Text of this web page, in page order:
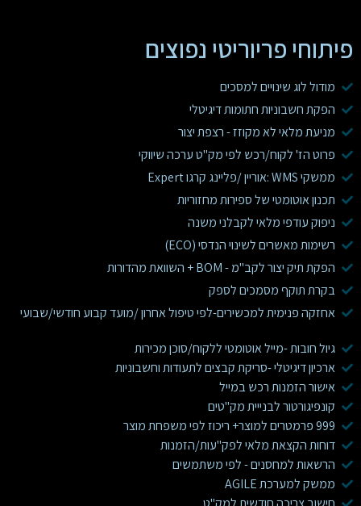
פיתוחי פריוריטי נפוצים
מודול לוג שינויים למסכים
הפקת חשבוניות חתומות דיגיטלי
מניעת מלאי לא מקוזז - רצפת יצור
פרוט הז' לקוח/רכש לפי מק"ט ערכה שיווקי
ממשקי WMS :אוריין /פליינג קרגו Expert
תכנון אוטומטי של ספירות מחזוריות
ניפוק עודפי מלאי לקבלני משנה
רשימות מאשרים לשינוי הנדסי (ECO)
הפקת תיק יצור לקב"מ - BOM + השוואת מהדורות
בקרת תוקף מסמכים לספק
אחזקה פנימית למכשירים-לפי טיפול אחרון /מועד קבוע חודשי/שבועי
גיול חובות -מייל אוטומטי ללקוח/סוכן מכירות
ארכיון דיגיטלי -סריקת קבצים לתעודות וחשבוניות
אישור הזמנות רכש במייל
קונפיגורטור לבנייית מק"טים
999 פרמטרים למוצר+ ריכוז לפי משפחת מוצר
דוחות הקצאת מלאי לפק"עות/הזמנות
הרשאות למחסנים - לפי משתמשים
ממשק למערכת AGILE